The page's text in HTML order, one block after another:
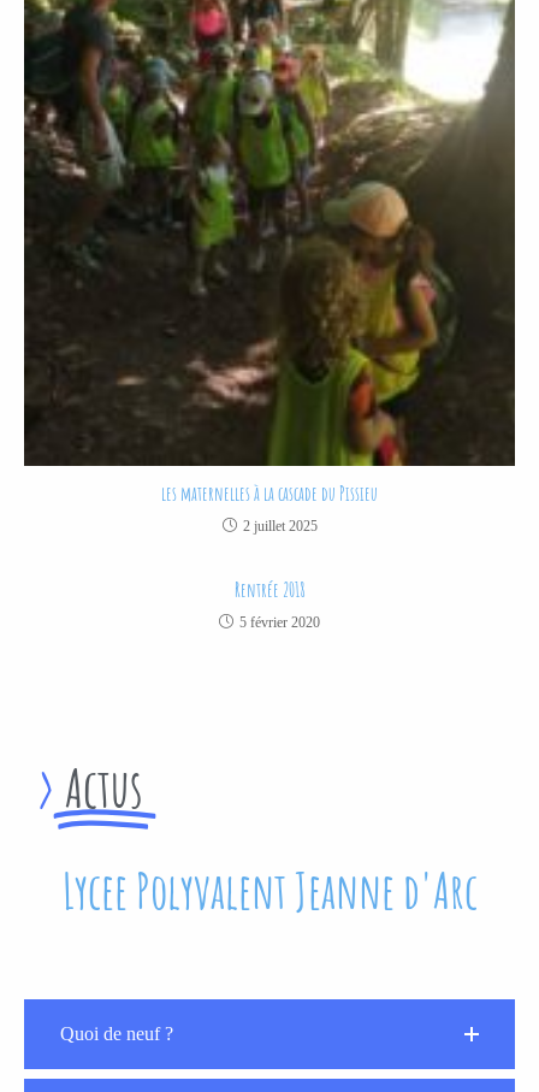
les maternelles à la cascade du Pissieu
2 juillet 2025
Rentrée 2018
5 février 2020
> Actus
Lycee Polyvalent Jeanne d'Arc
Quoi de neuf ?